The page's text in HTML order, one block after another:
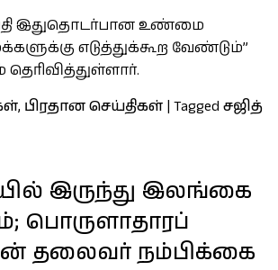
இதுதொடர்பான உண்மை
எடுத்துக்கூற வேண்டும்”
, பிரதான செய்திகள் | Tagged சஜித்
இருந்து இலங்கை
பொருளாதாரப்
தலைவர் நம்பிக்கை